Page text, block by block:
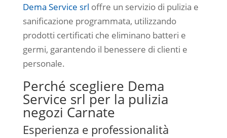
Dema Service srl offre un servizio di pulizia e
sanificazione programmata, utilizzando
prodotti certificati che eliminano batteri e
germi, garantendo il benessere di clienti e
personale.
Perché scegliere Dema
Service srl per la pulizia
negozi Carnate
Esperienza e professionalità